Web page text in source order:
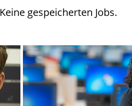
Keine gespeicherten Jobs.